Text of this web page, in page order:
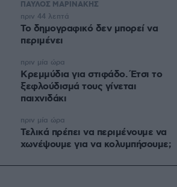
ΠΑΥΛΟΣ ΜΑΡΙΝΑΚΗΣ
Το δημογραφικό δεν μπορεί να
περιμένει
πριν 44 λεπτά
Κρεμμύδια για στιφάδο. Έτσι το
ξεφλούδισμά τους γίνεται
παιχνιδάκι
πριν μία ώρα
Τελικά πρέπει να περιμένουμε να
χωνέψουμε για να κολυμπήσουμε;
πριν μία ώρα